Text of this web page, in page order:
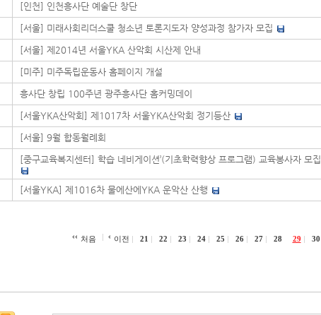
[인천] 인천흥사단 예술단 창단
[서울] 미래사회리더스쿨 청소년 토론지도자 양성과정 참가자 모집
[서울] 제2014년 서울YKA 산악회 시산제 안내
[미주] 미주독립운동사 홈페이지 개설
흥사단 창립 100주년 광주흥사단 홈커밍데이
[서울YKA산악회] 제1017차 서울YKA산악회 정기등산
[서울] 9월 합동월례회
[중구교육복지센터] 학습 네비게이션’(기초학력향상 프로그램) 교육봉사자 모집
[서울YKA] 제1016차 물에산에YKA 운악산 산행
처음 이전 21 22 23 24 25 26 27 28 29 30